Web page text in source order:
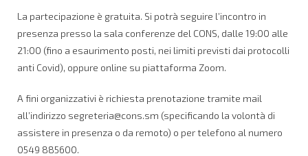
La partecipazione è gratuita. Si potrà seguire l’incontro in
presenza presso la sala conferenze del CONS, dalle 19:00 alle
21:00 (fino a esaurimento posti, nei limiti previsti dai protocolli
anti Covid), oppure online su piattaforma Zoom.
A fini organizzativi è richiesta prenotazione tramite mail
all’indirizzo segreteria@cons.sm (specificando la volontà di
assistere in presenza o da remoto) o per telefono al numero
0549 885600.